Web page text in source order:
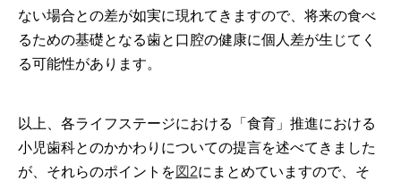
ない場合との差が如実に現れてきますので、将来の食べ
るための基礎となる歯と口腔の健康に個人差が生じてく
る可能性があります。
以上、各ライフステージにおける「食育」推進における
小児歯科とのかかわりについての提言を述べてきました
が、それらのポイントを図2にまとめていますので、そ